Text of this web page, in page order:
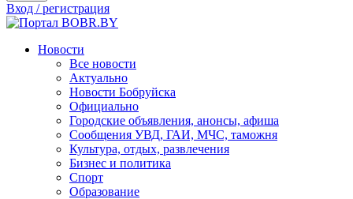
Вход / регистрация
Новости
Все новости
Актуально
Новости Бобруйска
Официально
Городские объявления, анонсы, афиша
Сообщения УВД, ГАИ, МЧС, таможня
Культура, отдых, развлечения
Бизнес и политика
Спорт
Образование